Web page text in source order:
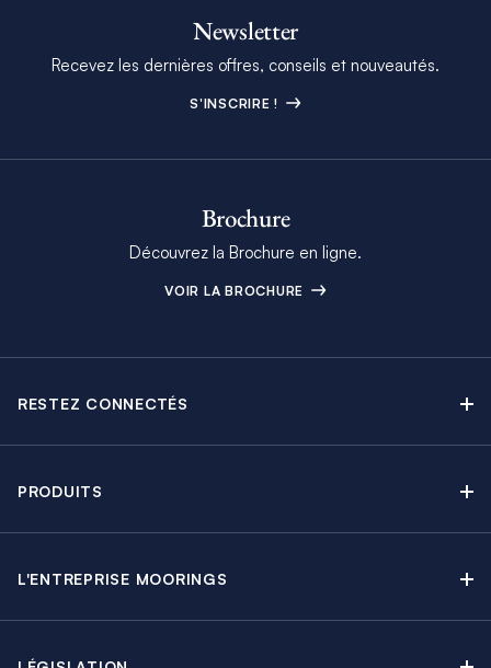
Newsletter
Recevez les dernières offres, conseils et nouveautés.
S'INSCRIRE !
Brochure
Découvrez la Brochure en ligne.
VOIR LA BROCHURE
RESTEZ CONNECTÉS
Offres en cours
PRODUITS
L'ENTREPRISE MOORINGS